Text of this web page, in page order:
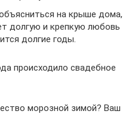
на крыше дома,
долгую и крепкую любовь
долгие годы.
происходило свадебное
морозной зимой? Ваш